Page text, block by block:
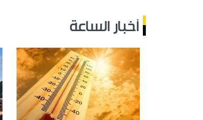
أخبار الساعة